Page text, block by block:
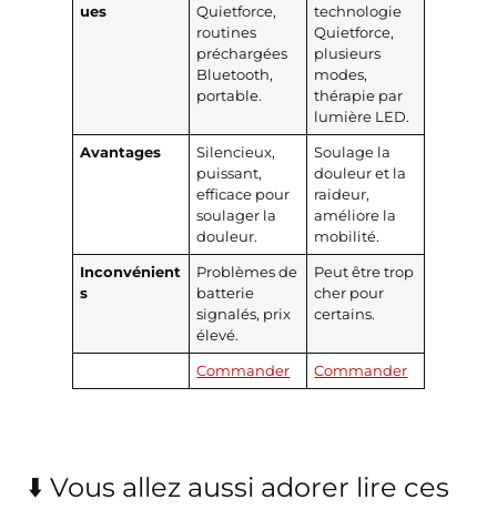
ues
Quietforce,
routines
préchargées
Bluetooth,
portable.
technologie
Quietforce,
plusieurs
modes,
thérapie par
lumière LED.
Avantages
Silencieux,
puissant,
efficace pour
soulager la
douleur.
Soulage la
douleur et la
raideur,
améliore la
mobilité.
Inconvénient
s
Problèmes de
batterie
signalés, prix
élevé.
Peut être trop
cher pour
certains.
Commander Commander
⬇️ Vous allez aussi adorer lire ces